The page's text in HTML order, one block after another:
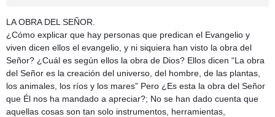
LA OBRA DEL SEÑOR.
¿Cómo explicar que hay personas que predican el Evangelio y
viven dicen ellos el evangelio, y ni siquiera han visto la obra del
Señor? ¿Cuál es según ellos la obra de Dios? Ellos dicen “La obra
del Señor es la creación del universo, del hombre, de las plantas,
los animales, los ríos y los mares” Pero ¿Es esta la obra del Señor
que Él nos ha mandado a apreciar?; No se han dado cuenta que
aquellas cosas son tan solo instrumentos, herramientas,